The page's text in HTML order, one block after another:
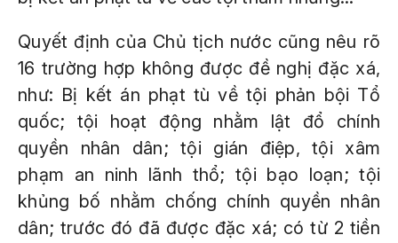
Quyết định của Chủ tịch nước cũng nêu rõ
16 trường hợp không được đề nghị đặc xá,
như: Bị kết án phạt tù về tội phản bội Tổ
quốc; tội hoạt động nhằm lật đổ chính
quyền nhân dân; tội gián điệp, tội xâm
phạm an ninh lãnh thổ; tội bạo loạn; tội
khủng bố nhằm chống chính quyền nhân
dân; trước đó đã được đặc xá; có từ 2 tiền